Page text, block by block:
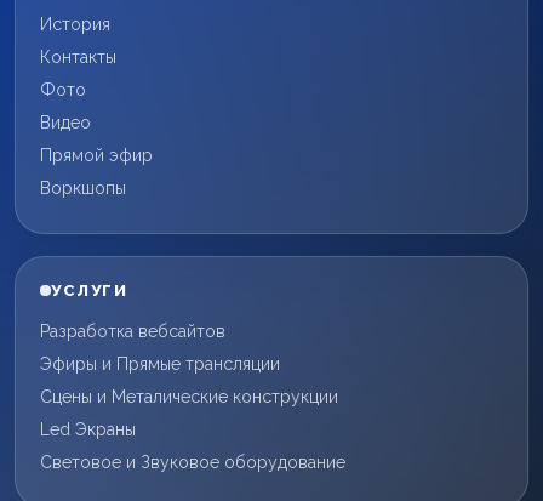
История
Контакты
Фото
Видео
Прямой эфир
Воркшопы
УСЛУГИ
Разработка вебсайтов
Эфиры и Прямые трансляции
Сцены и Металические конструкции
Led Экраны
Световое и Звуковое оборудование